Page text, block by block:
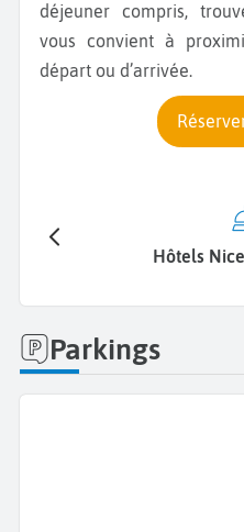
déjeuner compris,
vous convient à
départ ou d’arrivée.
Hôtels
Parkings